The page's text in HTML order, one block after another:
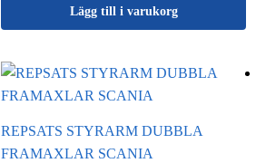
Lägg till i varukorg
REPSATS STYRARM DUBBLA
FRAMAXLAR SCANIA